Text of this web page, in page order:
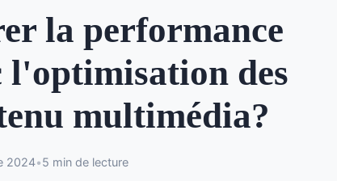
la performance
l'optimisation des
multimédia?
2024•5 min de lecture